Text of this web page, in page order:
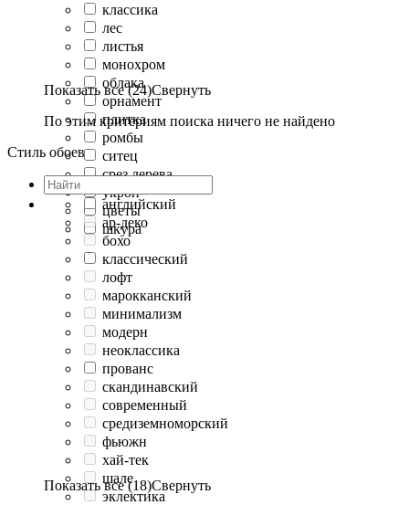
классика
лес
листья
монохром
облака
орнамент
плитка
ромбы
ситец
срез дерева
укроп
цветы
шкура
Показать все (24)Свернуть
По этим критериям поиска ничего не найдено
Стиль обоев
английский
ар-деко
бохо
классический
лофт
марокканский
минимализм
модерн
неоклассика
прованс
скандинавский
современный
средиземноморский
фьюжн
хай-тек
шале
эклектика
Показать все (18)Свернуть